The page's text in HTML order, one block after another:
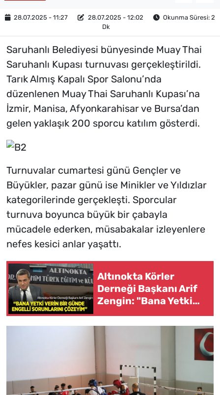
28.07.2025 - 11:27 28.07.2025 - 12:02
Okunma Süresi: 2
Dk
Saruhanlı Belediyesi bünyesinde Muay Thai
Saruhanlı Kupası turnuvası gerçekleştirildi.
Tarık Almış Kapalı Spor Salonu’nda
düzenlenen Muay Thai Saruhanlı Kupası’na
İzmir, Manisa, Afyonkarahisar ve Bursa’dan
gelen yaklaşık 200 sporcu katılım gösterdi.
Turnuvalar cumartesi günü Gençler ve
Büyükler, pazar günü ise Minikler ve Yıldızlar
kategorilerinde gerçekleşti. Sporcular
turnuva boyunca büyük bir çabayla
mücadele ederken, müsabakalar izleyenlere
nefes kesici anlar yaşattı.
Altınokta Körler
Derneği Başkanı Arif
Zengin: "Bana Yetki
Engelli Sorunlarını
Çözeyim"